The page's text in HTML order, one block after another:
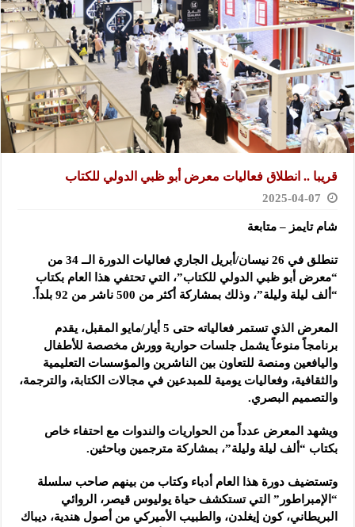
قريبا .. انطلاق فعاليات معرض أبو ظبي الدولي للكتاب
2025-04-07
شام تايمز – متابعة
تنطلق في 26 نيسان/أبريل الجاري فعاليات الدورة الــ 34 من
“معرض أبو ظبي الدولي للكتاب”، التي تحتفي هذا العام بكتاب
“ألف ليلة وليلة”، وذلك بمشاركة أكثر من 500 ناشر من 92 بلداً.
المعرض الذي تستمر فعالياته حتى 5 أيار/مايو المقبل، يقدم
برنامجاً منوعاً يشمل جلسات حوارية وورش مخصصة للأطفال
واليافعين ومنصة للتعاون بين الناشرين والمؤسسات التعليمية
والثقافية، وفعاليات يومية للمبدعين في مجالات الكتابة، والترجمة،
والتصميم البصري.
ويشهد المعرض عدداً من الحواريات والندوات مع احتفاء خاص
بكتاب “ألف ليلة وليلة”، بمشاركة مترجمين وباحثين.
وتستضيف دورة هذا العام أدباء وكتاب من بينهم صاحب سلسلة
“الإمبراطور” التي تستكشف حياة يوليوس قيصر، الروائي
البريطاني، كون إيغلدن، والطبيب الأميركي من أصول هندية، ديباك